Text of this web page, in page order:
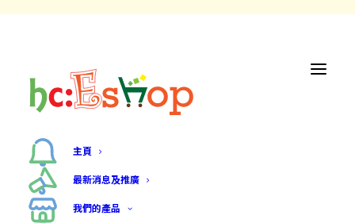
主頁
最新消息及推廣
我們的產品